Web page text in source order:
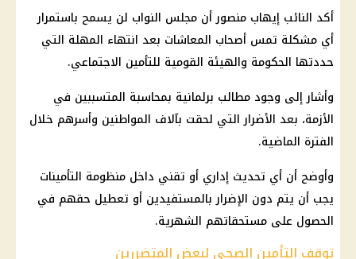
أكد النائب إيهاب منصور أن مجلس النواب لن يسمح باستمرار
أي مشكلة تمس أصحاب المعاشات بعد انتهاء المهلة التي
حددتها الحكومة والهيئة القومية للتأمين الاجتماعي.
وأشار إلى وجود مطالب برلمانية بمحاسبة المتسببين في
الأزمة، بعد الأضرار التي لحقت بآلاف المواطنين وأسرهم خلال
الفترة الماضية.
وأوضح أن أي تحديث إداري أو تقني داخل منظومة التأمينات
يجب أن يتم دون الإضرار بالمستفيدين أو تعطيل حقهم في
الحصول على مستحقاتهم الشهرية.
توقف التأمين الصحي لبعض المتضررين